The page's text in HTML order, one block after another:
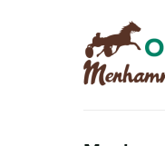
Hoppa
till
navigering
Hoppa
till
innehåll